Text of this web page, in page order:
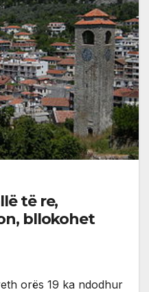
të re,
bllokohet
orës 19 ka ndodhur